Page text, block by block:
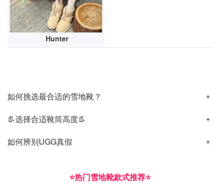
Hunter
如何挑选最合适的雪地靴？
👢选择合适靴筒高度👢
如何辨别UGG真假
⭐️热门雪地靴款式推荐⭐️